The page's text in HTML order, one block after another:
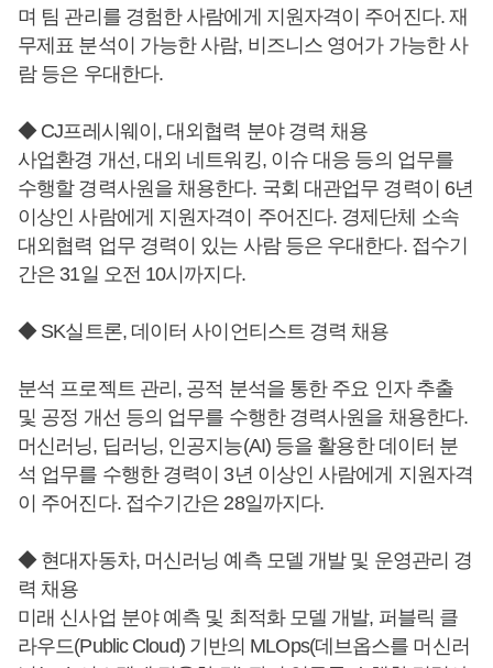
며 팀 관리를 경험한 사람에게 지원자격이 주어진다. 재
무제표 분석이 가능한 사람, 비즈니스 영어가 가능한 사
람 등은 우대한다.
◆ CJ프레시웨이, 대외협력 분야 경력 채용
사업환경 개선, 대외 네트워킹, 이슈 대응 등의 업무를
수행할 경력사원을 채용한다. 국회 대관업무 경력이 6년
이상인 사람에게 지원자격이 주어진다. 경제단체 소속
대외협력 업무 경력이 있는 사람 등은 우대한다. 접수기
간은 31일 오전 10시까지다.
◆ SK실트론, 데이터 사이언티스트 경력 채용
분석 프로젝트 관리, 공적 분석을 통한 주요 인자 추출
및 공정 개선 등의 업무를 수행한 경력사원을 채용한다.
머신러닝, 딥러닝, 인공지능(AI) 등을 활용한 데이터 분
석 업무를 수행한 경력이 3년 이상인 사람에게 지원자격
이 주어진다. 접수기간은 28일까지다.
◆ 현대자동차, 머신러닝 예측 모델 개발 및 운영관리 경
력 채용
미래 신사업 분야 예측 및 최적화 모델 개발, 퍼블릭 클
라우드(Public Cloud) 기반의 MLOps(데브옵스를 머신러